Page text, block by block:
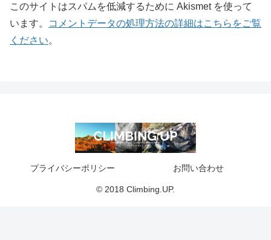
このサイトはスパムを低減するために Akismet を使って
います。
コメントデータの処理方法の詳細はこちらをご覧
ください。
プライバシーポリシー お問い合わせ
© 2018 Climbing.UP.